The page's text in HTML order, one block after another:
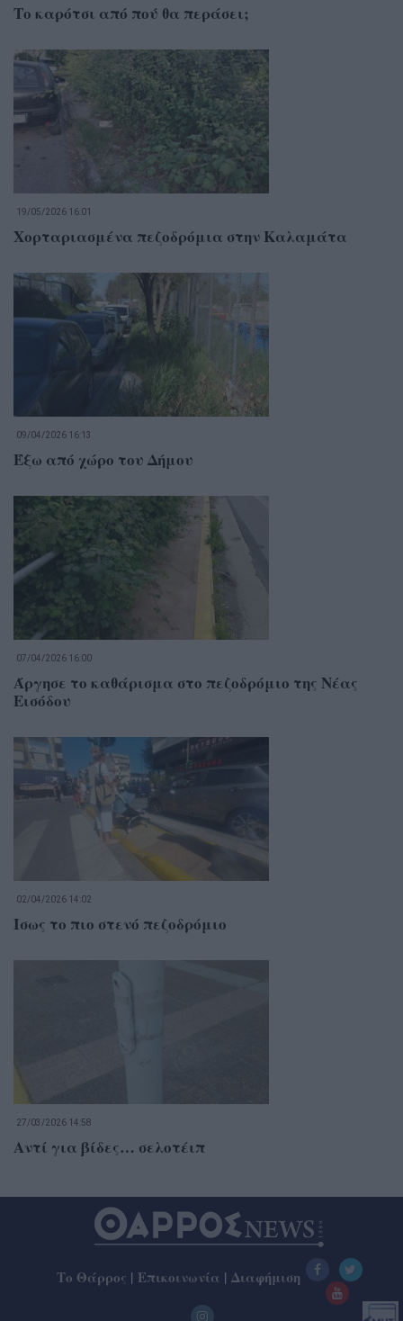
Το καρότσι από πού θα περάσει;
19/05/2026 16:01
Χορταριασμένα πεζοδρόμια στην Καλαμάτα
09/04/2026 16:13
Έξω από χώρο του Δήμου
07/04/2026 16:00
Άργησε το καθάρισμα στο πεζοδρόμιο της Νέας
Εισόδου
02/04/2026 14:02
Ίσως το πιο στενό πεζοδρόμιο
27/03/2026 14:58
Αντί για βίδες… σελοτέιπ
Το Θάρρος | Επικοινωνία | Διαφήμιση